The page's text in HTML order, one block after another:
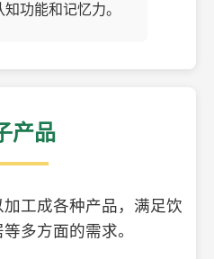
功能和记忆力。
产品
工成各种产品，满足饮
多方面的需求。